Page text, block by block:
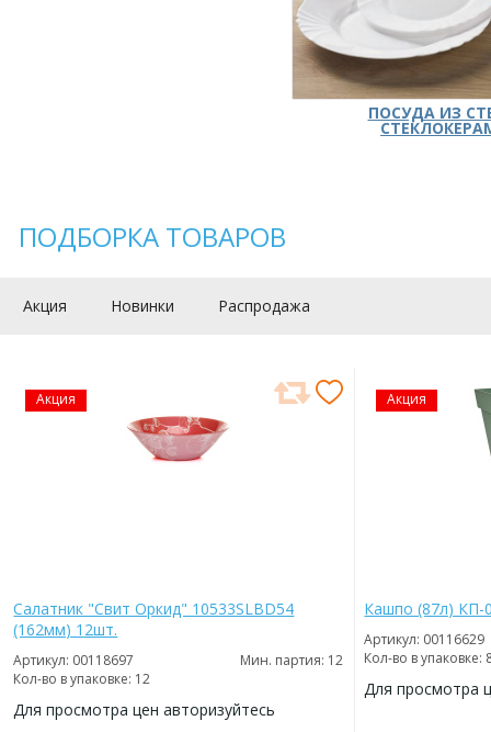
ПОСУДА ИЗ
ПОДБОРКА ТОВАРОВ
Акция Новинки Распродажа
Акция
Салатник "Свит Оркид" 10533SLBD54
(162мм) 12шт.
Артикул: 00118697
Мин. партия: 12
Кол-во в упаковке: 12
Для просмотра цен авторизуйтесь
Акция
Кашпо (87л) КП-
Артикул: 00116629
Кол-во в упаковке:
Для просмотра